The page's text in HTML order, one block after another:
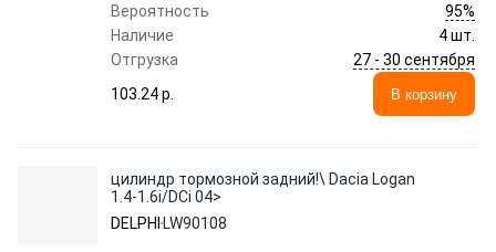
Вероятность
95%
Наличие
4 шт.
Отгрузка
27 - 30 сентября
103.24 p.
В корзину
цилиндр тормозной задний!\ Dacia Logan
1.4-1.6i/DCi 04>
DELPHI LW90108